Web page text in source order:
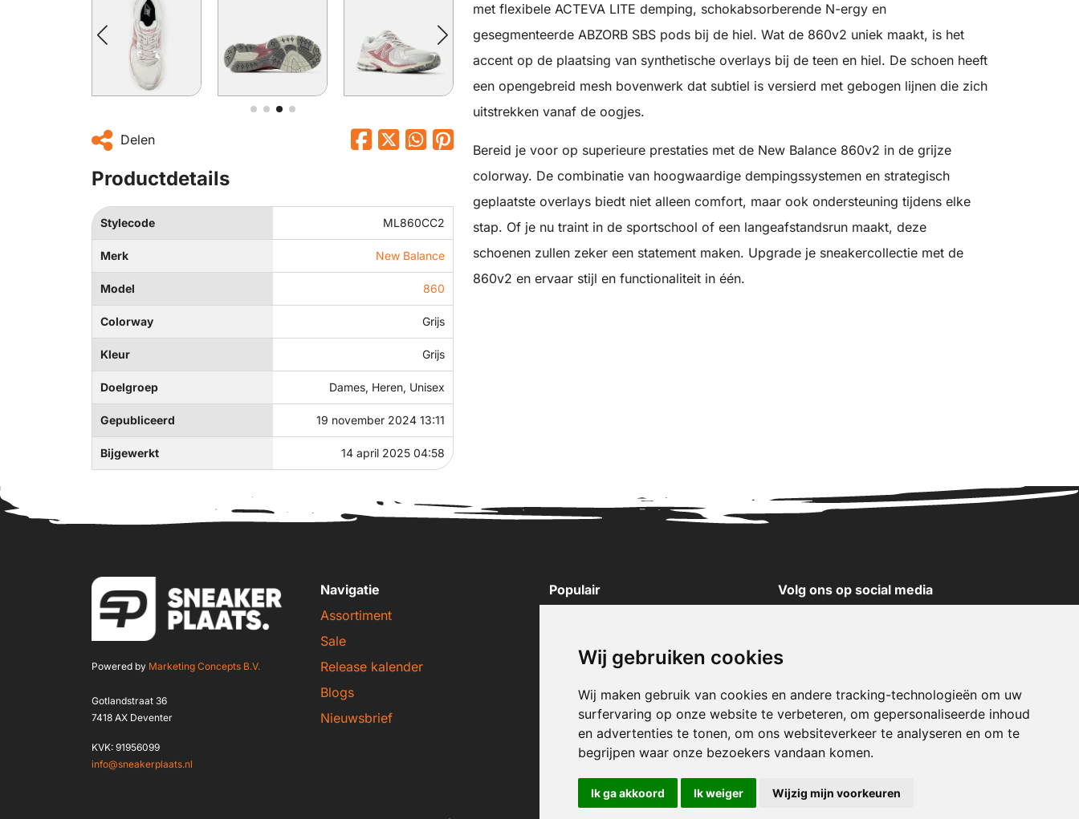
Wij gebruiken cookies
Wij maken gebruik van cookies en andere tracking-technologieën om uw
surfervaring op onze website te verbeteren, om gepersonaliseerde inhoud
en advertenties te tonen, om ons websiteverkeer te analyseren en om te
begrijpen waar onze bezoekers vandaan komen.
Ik ga akkoord Ik weiger Wijzig mijn voorkeuren
Delen
Productdetails
Stylecode ML860CC2
Merk New Balance
Model 860
Colorway Grijs
Kleur Grijs
Doelgroep Dames, Heren, Unisex
Gepubliceerd 19 november 2024 13:11
Bijgewerkt 14 april 2025 04:58
met flexibele ACTEVA LITE demping, schokabsorberende N-ergy en
gesegmenteerde ABZORB SBS pods bij de hiel. Wat de 860v2 uniek maakt, is het
accent op de plaatsing van synthetische overlays bij de teen en hiel. De schoen heeft
een opengebreid mesh bovenwerk dat subtiel is versierd met gebogen lijnen die zich
uitstrekken vanaf de oogjes.
Bereid je voor op superieure prestaties met de New Balance 860v2 in de grijze
colorway. De combinatie van hoogwaardige dempingssystemen en strategisch
geplaatste overlays biedt niet alleen comfort, maar ook ondersteuning tijdens elke
stap. Of je nu traint in de sportschool of een langeafstandsrun maakt, deze
schoenen zullen zeker een statement maken. Upgrade je sneakercollectie met de
860v2 en ervaar stijl en functionaliteit in één.
Powered by Marketing Concepts B.V.
Gotlandstraat 36
7418 AX Deventer
KVK: 91956099
info@sneakerplaats.nl
Navigatie
Assortiment
Sale
Release kalender
Blogs
Nieuwsbrief
Populair
New Balance sneakers
Puma sneakers
Converse sneakers
Volg ons op social media
X
Pinterest